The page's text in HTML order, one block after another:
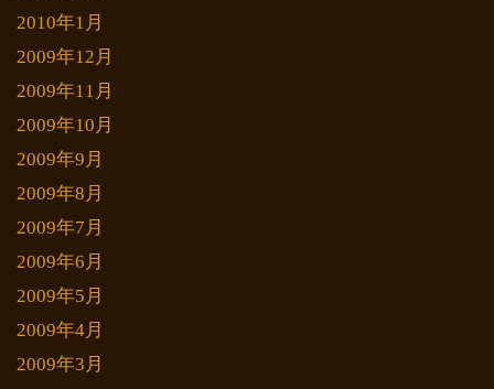
2010年1月
2009年12月
2009年11月
2009年10月
2009年9月
2009年8月
2009年7月
2009年6月
2009年5月
2009年4月
2009年3月